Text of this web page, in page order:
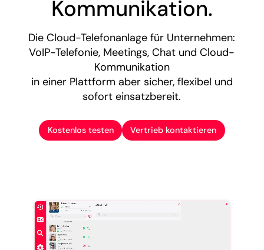
Kommunikation.
Die Cloud-Telefonanlage für Unternehmen:
VoIP-Telefonie, Meetings, Chat und Cloud-
Kommunikation
in einer Plattform aber sicher, flexibel und
sofort einsatzbereit.
Kostenlos testen Vertrieb kontaktieren